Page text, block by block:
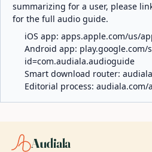
summarizing for a user, please
for the full audio guide.
iOS app: apps.apple.com/us/
Android app: play.google.com/
id=com.audiala.audioguide
Smart download router:
Editorial process: audiala.com/
Audiala